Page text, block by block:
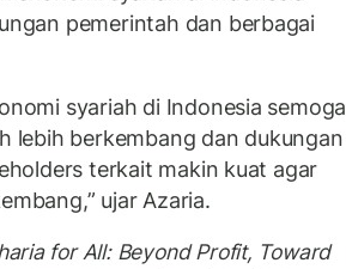
pemerintah dan berbagai
syariah di Indonesia semoga
lebih berkembang dan dukungan
terkait makin kuat agar
ujar Azaria.
for All: Beyond Profit, Toward